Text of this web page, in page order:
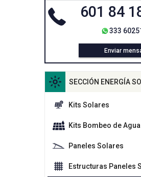
601 84
333
Enviar
SECCIÓN ENERGÍA
Kits Solares
Kits Bombeo de
Paneles Solares
Estructuras Paneles